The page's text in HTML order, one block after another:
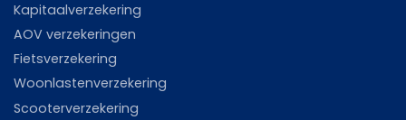
Kapitaalverzekering
AOV verzekeringen
Fietsverzekering
Woonlastenverzekering
Scooterverzekering